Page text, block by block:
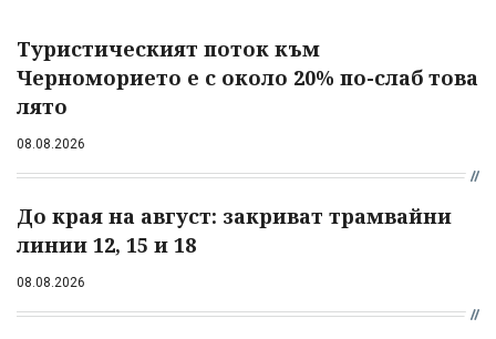
Туристическият поток към
Черноморието е с около 20% по-слаб това
лято
08.08.2026
До края на август: закриват трамвайни
линии 12, 15 и 18
08.08.2026